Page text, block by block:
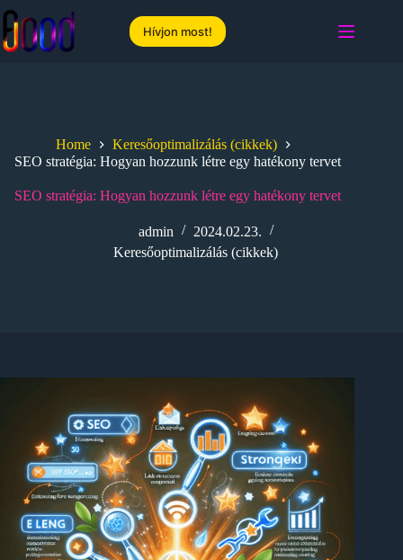
Skip
content
Hívjon most!
Home
Keresőoptimalizálás (cikkek)
SEO stratégia: Hogyan hozzunk létre egy hatékony tervet
SEO stratégia: Hogyan hozzunk létre egy hatékony tervet
admin
2024.02.23.
Keresőoptimalizálás (cikkek)